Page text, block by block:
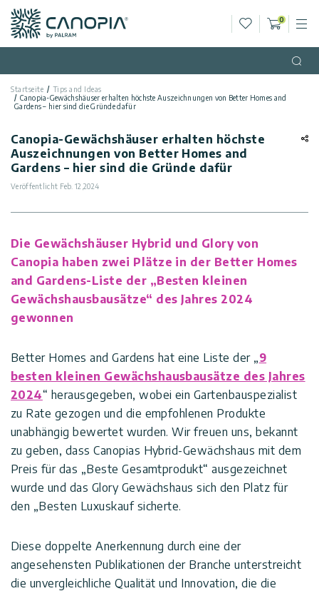
Canopia DE
Deutsch
Land USA
Kategorien
Gewächshäuser
Gartenhäuser
Terrassenüberdachungen
Vordächer
Carports
Wintergärten
Poolüberdachung
Sale
Info
Uns
Kundengalerie
und
Ideen
Impressum
Allgemeine
Geschäftsbedingungen
Versandoptionen
Datenschutz-
Bestimmungen
Nutzungsbedingungen
Decor
Wunschliste
0
Startseite
Tips and Ideas
Canopia-Gewächshäuser erhalten höchste Auszeichnungen von Better Homes and
Gardens – hier sind die Gründe dafür
Canopia-Gewächshäuser erhalten höchste
Auszeichnungen von Better Homes and
Gardens – hier sind die Gründe dafür
Veröffentlicht Feb. 12,2024
Die Gewächshäuser Hybrid und Glory von
Canopia haben zwei Plätze in der Better Homes
and Gardens-Liste der „Besten kleinen
Gewächshausbausätze“ des Jahres 2024
gewonnen
Better Homes and Gardens hat eine Liste der „9
besten kleinen Gewächshausbausätze des Jahres
2024“ herausgegeben, wobei ein Gartenbauspezialist
zu Rate gezogen und die empfohlenen Produkte
unabhängig bewertet wurden. Wir freuen uns, bekannt
zu geben, dass Canopias Hybrid-Gewächshaus mit dem
Preis für das „Beste Gesamtprodukt“ ausgezeichnet
wurde und das Glory Gewächshaus sich den Platz für
den „Besten Luxuskauf sicherte.
Diese doppelte Anerkennung durch eine der
angesehensten Publikationen der Branche unterstreicht
die unvergleichliche Qualität und Innovation, die die